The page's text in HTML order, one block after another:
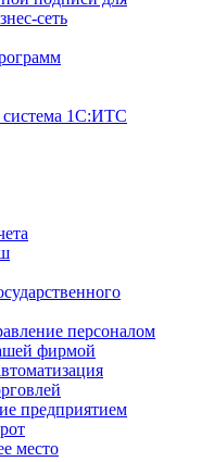
сеть
1С:ИТС
персоналом
фирмой
предприятием
место